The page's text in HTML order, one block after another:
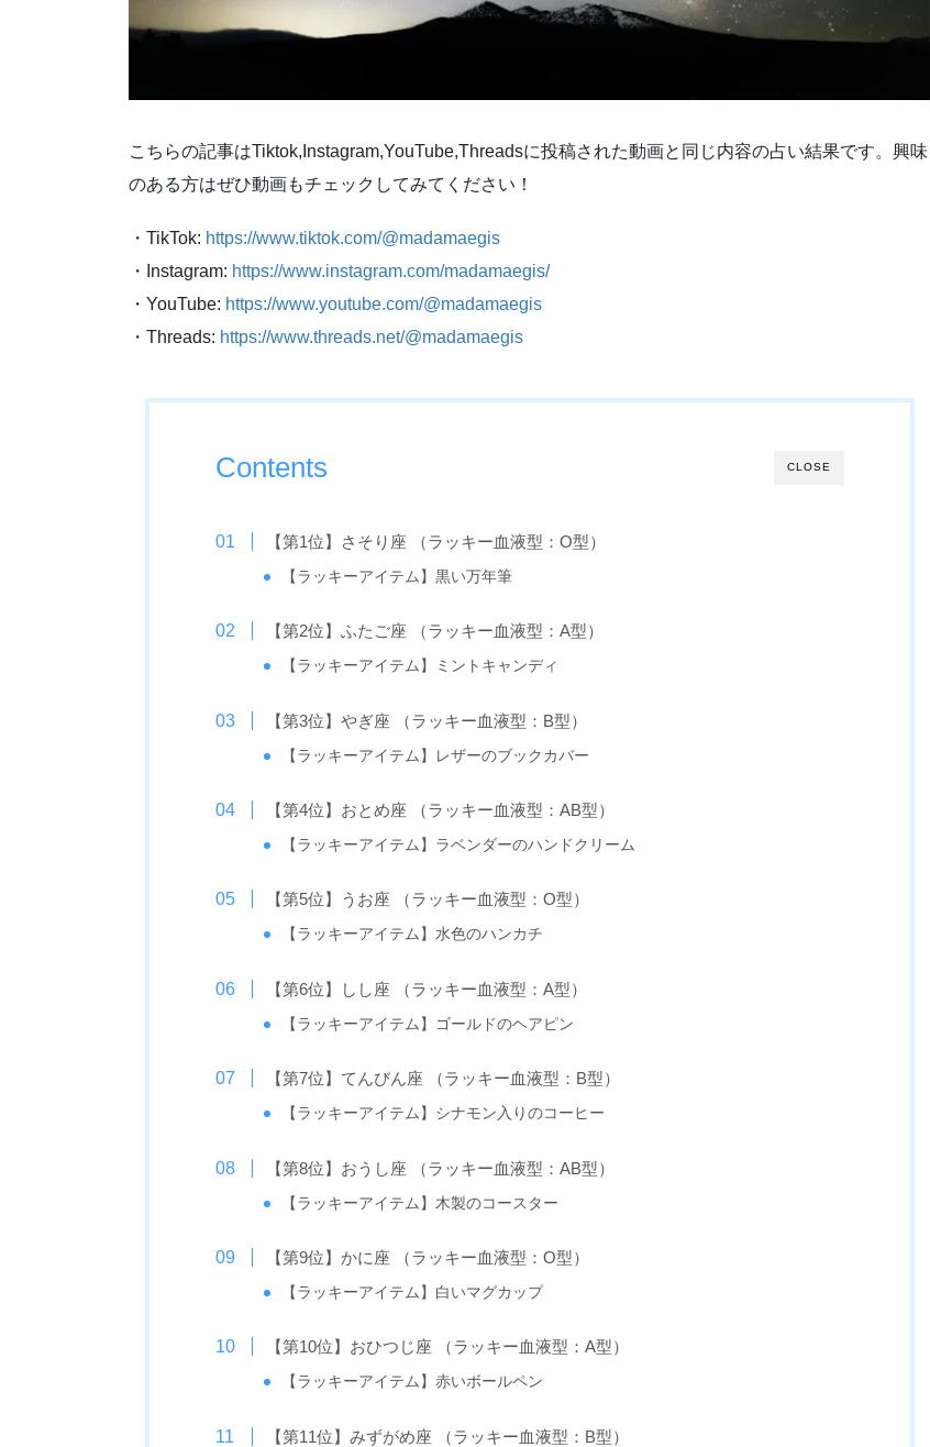
こちらの記事はTiktok,Instagram,YouTube,Threadsに投稿された動画と同じ内容の占い結果です。興味
のある方はぜひ動画もチェックしてみてください！
・TikTok: https://www.tiktok.com/@madamaegis
・Instagram: https://www.instagram.com/madamaegis/
・YouTube: https://www.youtube.com/@madamaegis
・Threads: https://www.threads.net/@madamaegis
CLOSE
Contents
【第1位】さそり座 （ラッキー血液型：O型）
【ラッキーアイテム】黒い万年筆
【第2位】ふたご座 （ラッキー血液型：A型）
【ラッキーアイテム】ミントキャンディ
【第3位】やぎ座 （ラッキー血液型：B型）
【ラッキーアイテム】レザーのブックカバー
【第4位】おとめ座 （ラッキー血液型：AB型）
【ラッキーアイテム】ラベンダーのハンドクリーム
【第5位】うお座 （ラッキー血液型：O型）
【ラッキーアイテム】水色のハンカチ
【第6位】しし座 （ラッキー血液型：A型）
【ラッキーアイテム】ゴールドのヘアピン
【第7位】てんびん座 （ラッキー血液型：B型）
【ラッキーアイテム】シナモン入りのコーヒー
【第8位】おうし座 （ラッキー血液型：AB型）
【ラッキーアイテム】木製のコースター
【第9位】かに座 （ラッキー血液型：O型）
【ラッキーアイテム】白いマグカップ
【第10位】おひつじ座 （ラッキー血液型：A型）
【ラッキーアイテム】赤いボールペン
【第11位】みずがめ座 （ラッキー血液型：B型）